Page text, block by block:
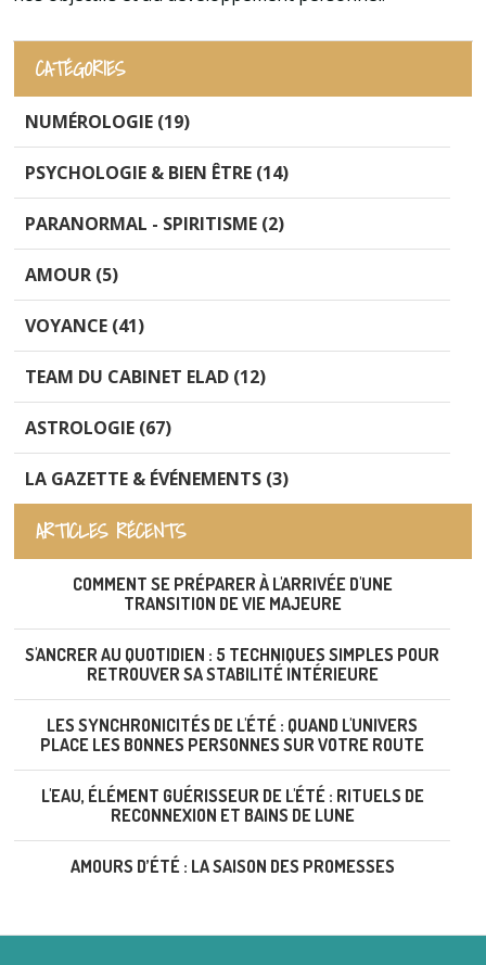
CATÉGORIES
NUMÉROLOGIE (19)
PSYCHOLOGIE & BIEN ÊTRE (14)
PARANORMAL - SPIRITISME (2)
AMOUR (5)
VOYANCE (41)
TEAM DU CABINET ELAD (12)
ASTROLOGIE (67)
LA GAZETTE & ÉVÉNEMENTS (3)
ARTICLES RÉCENTS
COMMENT SE PRÉPARER À L'ARRIVÉE D'UNE
TRANSITION DE VIE MAJEURE
S'ANCRER AU QUOTIDIEN : 5 TECHNIQUES SIMPLES POUR
RETROUVER SA STABILITÉ INTÉRIEURE
LES SYNCHRONICITÉS DE L'ÉTÉ : QUAND L'UNIVERS
PLACE LES BONNES PERSONNES SUR VOTRE ROUTE
L'EAU, ÉLÉMENT GUÉRISSEUR DE L'ÉTÉ : RITUELS DE
RECONNEXION ET BAINS DE LUNE
AMOURS D’ÉTÉ : LA SAISON DES PROMESSES